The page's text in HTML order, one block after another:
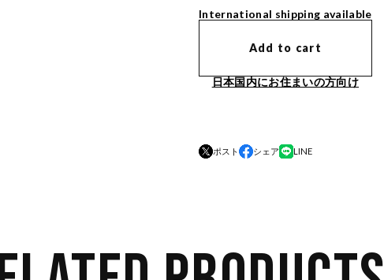
International shipping available
Add to cart
日本国内にお住まいの方向け
ポスト シェア LINE